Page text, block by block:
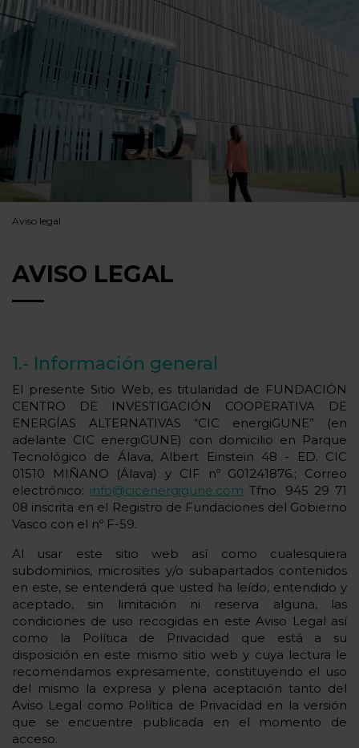
Aviso legal
AVISO LEGAL
1.- Información general
El presente Sitio Web, es titularidad de FUNDACIÓN
CENTRO DE INVESTIGACIÓN COOPERATIVA DE
ENERGÍAS ALTERNATIVAS “CIC energiGUNE” (en
adelante CIC energiGUNE) con domicilio en Parque
Tecnológico de Álava, Albert Einstein 48 - ED. CIC
01510 MIÑANO (Álava) y CIF nº G01241876.; Correo
electrónico: info@cicenergigune.com Tfno. 945 29 71
08 inscrita en el Registro de Fundaciones del Gobierno
Vasco con el nº F-59.
Al usar este sitio web así como cualesquiera
subdominios, microsites y/o subapartados contenidos
en este, se entenderá que usted ha leído, entendido y
aceptado, sin limitación ni reserva alguna, las
condiciones de uso recogidas en este Aviso Legal así
como la Política de Privacidad que está a su
disposición en este mismo sitio web y cuya lectura le
recomendamos expresamente, constituyendo el uso
del mismo la expresa y plena aceptación tanto del
Aviso Legal como Política de Privacidad en la versión
que se encuentre publicada en el momento de
acceso.